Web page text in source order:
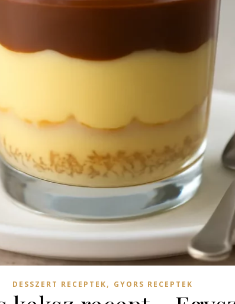
DESSZERT RECEPTEK, GYORS RECEPTEK